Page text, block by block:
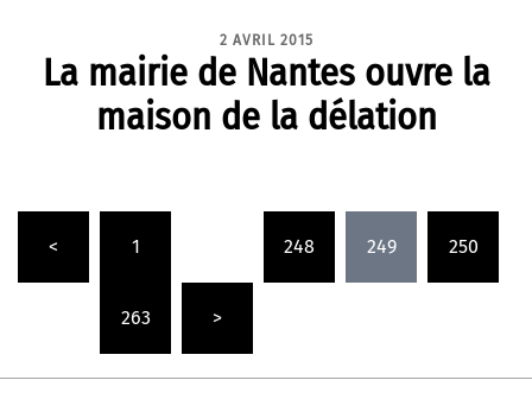
2 AVRIL 2015
La mairie de Nantes ouvre la
maison de la délation
des
publications
< 1 248 249 250
263 >